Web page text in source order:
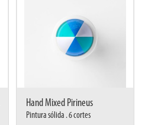
Hand Mixed Pirineus
Pintura sólida . 6 cortes